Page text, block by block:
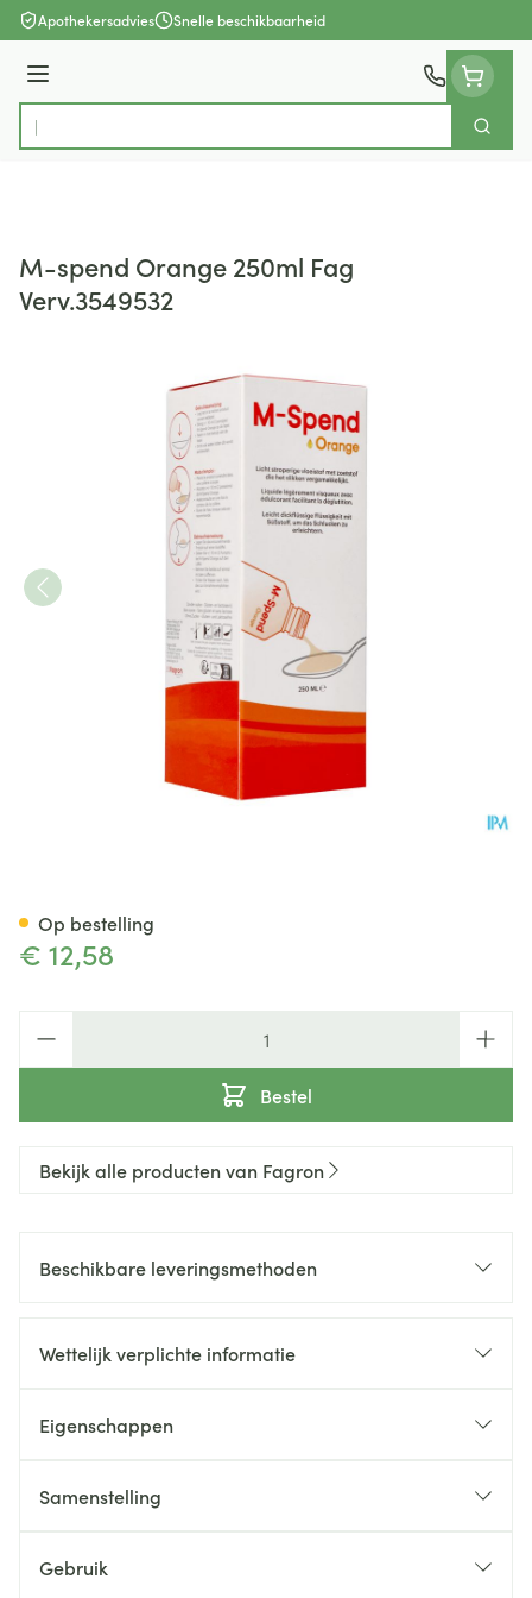
Ga naar de inhoud
Apothekersadvies Snelle beschikbaarheid
Menu
Product, merk, categorie...
Zoek
M-spend Orange 250ml Fag
Verv.3549532
€ 12,58
Bestel
Op bestelling
Bekijk alle producten van Fagron
Beschikbare leveringsmethoden
Wettelijk verplichte informatie
Eigenschappen
Samenstelling
Gebruik